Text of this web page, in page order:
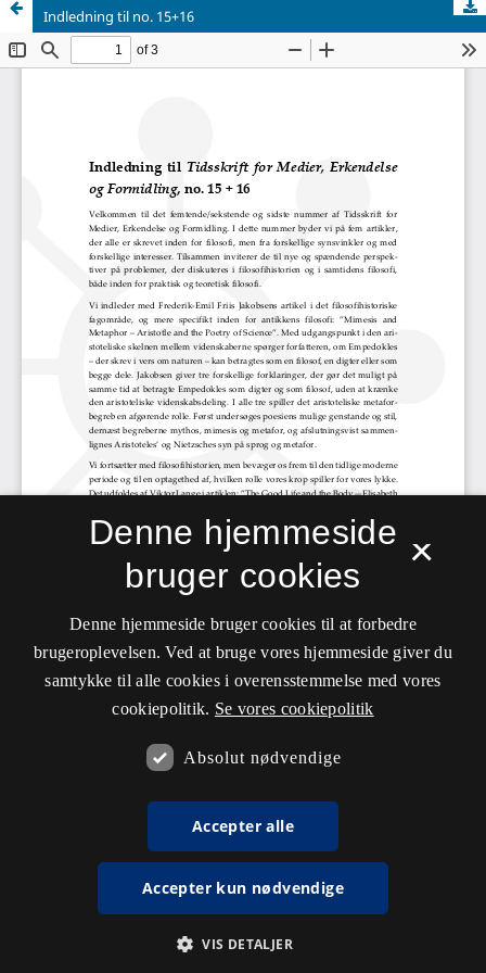
Indledning til no. 15+16
×
Denne hjemmeside
bruger cookies
Denne hjemmeside bruger cookies til at forbedre
brugeroplevelsen. Ved at bruge vores hjemmeside giver du
samtykke til alle cookies i overensstemmelse med vores
cookiepolitik. Se vores cookiepolitik
Absolut nødvendige
Accepter alle
Accepter kun nødvendige
VIS DETALJER